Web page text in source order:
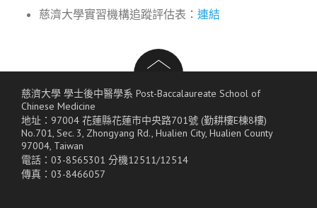
慈濟大學實習機構追蹤評估表： 連結
慈濟大學 學士後中醫學系 Post-Baccalaureate School of
Chinese Medicine
地址：97004 花蓮縣花蓮市中央路701號 (勤耕樓E棟8樓)
No.701, Sec. 3, Zhongyang Rd., Hualien City, Hualien County
97004, Taiwan
電話：03-8565301 分機12511/12514
傳真：03-8466057